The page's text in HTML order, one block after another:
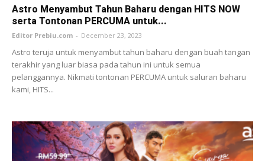
Astro Menyambut Tahun Baharu dengan HITS NOW
serta Tontonan PERCUMA untuk...
Editor Prebiu.com - December 23, 2023
Astro teruja untuk menyambut tahun baharu dengan buah tangan
terakhir yang luar biasa pada tahun ini untuk semua
pelanggannya. Nikmati tontonan PERCUMA untuk saluran baharu
kami, HITS...